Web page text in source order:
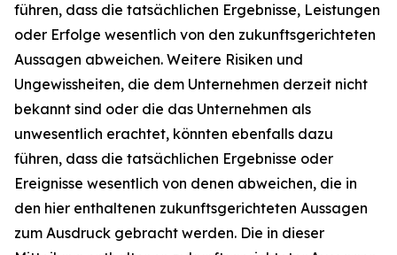
führen, dass die tatsächlichen Ergebnisse, Leistungen
oder Erfolge wesentlich von den zukunftsgerichteten
Aussagen abweichen. Weitere Risiken und
Ungewissheiten, die dem Unternehmen derzeit nicht
bekannt sind oder die das Unternehmen als
unwesentlich erachtet, könnten ebenfalls dazu
führen, dass die tatsächlichen Ergebnisse oder
Ereignisse wesentlich von denen abweichen, die in
den hier enthaltenen zukunftsgerichteten Aussagen
zum Ausdruck gebracht werden. Die in dieser